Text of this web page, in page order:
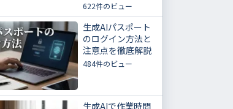
622件のビュー
生成AIパスポート
のログイン方法と
注意点を徹底解説
484件のビュー
生成AIで作業時間